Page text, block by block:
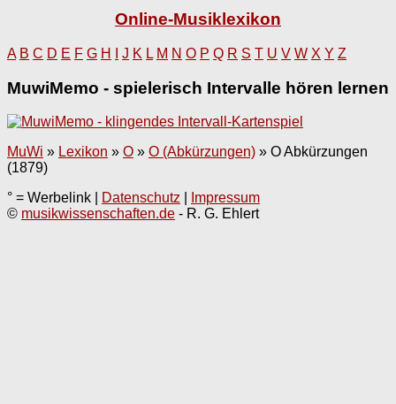
Online-Musiklexikon
A B C D E F G H J K L M N O P Q R S T U V W X Y Z
MuwiMemo - spielerisch Intervalle hören lernen
MuWi » Lexikon » O » O (Abkürzungen) » O Abkürzungen
(1879)
° = Werbelink |
Datenschutz
Impressum
© musikwissenschaften.de - R. G. Ehlert